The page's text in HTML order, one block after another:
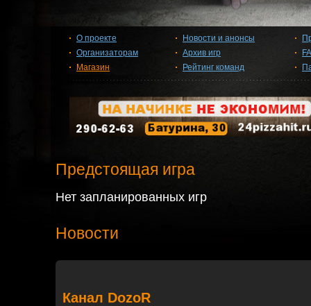
О проекте
Организаторам
Магазин
Новости и анонсы
Архив игр
Рейтинг команд
Предстоящая игра
Нет запланированных игр
Новости
Канал DozoR